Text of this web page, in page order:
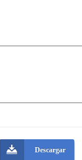
Descargar